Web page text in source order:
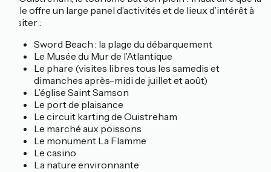
ville offre un large panel d’activités et de lieux d’intérêt à
visiter :
Sword Beach : la plage du débarquement
Le Musée du Mur de l’Atlantique
Le phare (visites libres tous les samedis et
dimanches après-midi de juillet et août)
L’église Saint Samson
Le port de plaisance
Le circuit karting de Ouistreham
Le marché aux poissons
Le monument La Flamme
Le casino
La nature environnante